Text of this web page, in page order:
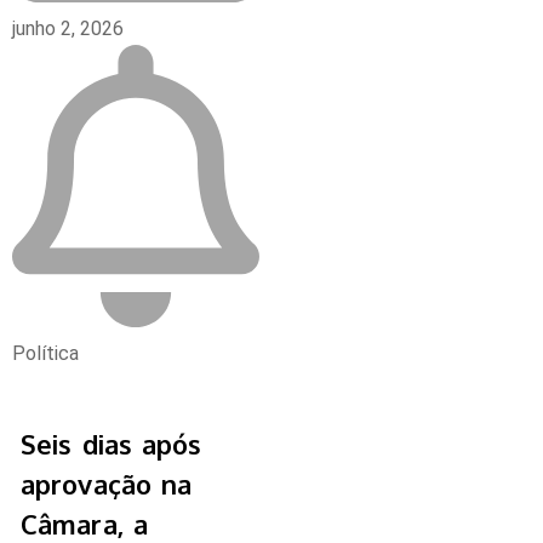
junho 2, 2026
Política
Seis dias após
aprovação na
Câmara, a